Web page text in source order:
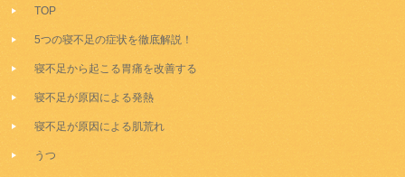
TOP
5つの寝不足の症状を徹底解説！
寝不足から起こる胃痛を改善する
寝不足が原因による発熱
寝不足が原因による肌荒れ
うつ